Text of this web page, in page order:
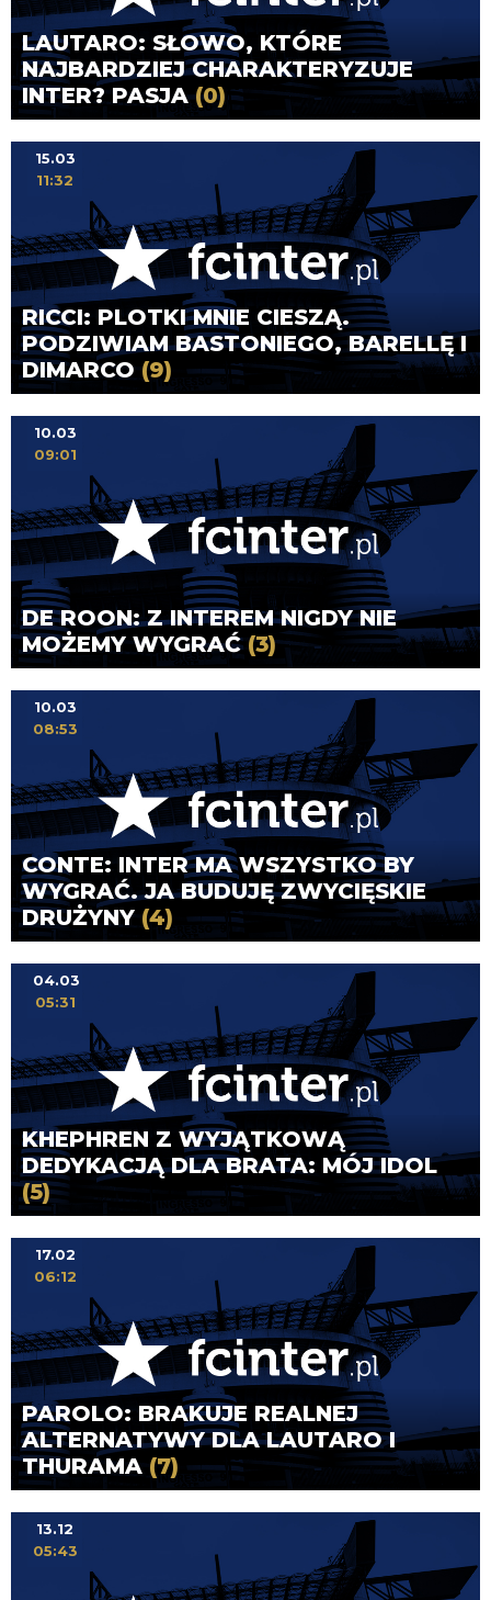
LAUTARO: SŁOWO, KTÓRE
NAJBARDZIEJ CHARAKTERYZUJE
INTER? PASJA(0)
RICCI: PLOTKI MNIE CIESZĄ.
PODZIWIAM BASTONIEGO, BARELLĘ I
DIMARCO (9)
15.03
11:32
DE ROON: Z INTEREM NIGDY NIE
MOŻEMY WYGRAĆ (3)
10.03
09:01
CONTE: INTER MA WSZYSTKO BY
WYGRAĆ. JA BUDUJĘ ZWYCIĘSKIE
DRUŻYNY (4)
10.03
08:53
KHEPHREN Z WYJĄTKOWĄ
DEDYKACJĄ DLA BRATA: MÓJ IDOL
(5)
04.03
05:31
PAROLO: BRAKUJE REALNEJ
ALTERNATYWY DLA LAUTARO I
THURAMA (7)
17.02
06:12
13.12
05:43